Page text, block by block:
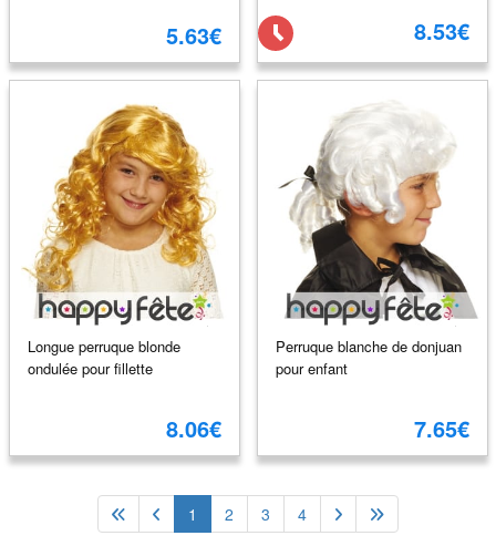
5.63€ 8.53€
Longue perruque blonde
ondulée pour fillette
8.06€
Perruque blanche de donjuan
pour enfant
7.65€
1 2 3 4